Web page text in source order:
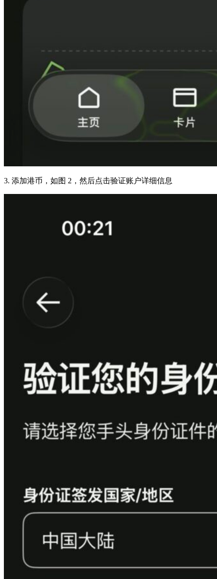
3. 添加港币，如图 2，然后点击验证账户详细信息